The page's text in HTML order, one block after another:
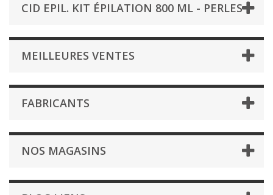
CID EPIL. KIT ÉPILATION 800 ML - PERLES
MEILLEURES VENTES
FABRICANTS
NOS MAGASINS